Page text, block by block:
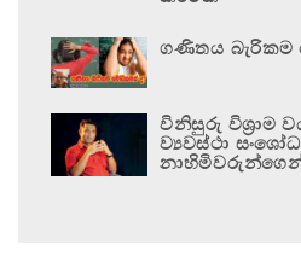
ගණිතය බැරිකම
විනිසුරු විශ්‍රාම
ව්‍යවස්ථා